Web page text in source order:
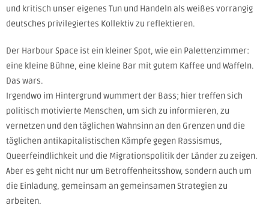
und kritisch unser eigenes Tun und Handeln als weißes vorrangig
deutsches privilegiertes Kollektiv zu reflektieren.
Der Harbour Space ist ein kleiner Spot, wie ein Palettenzimmer:
eine kleine Bühne, eine kleine Bar mit gutem Kaffee und Waffeln.
Das wars.
Irgendwo im Hintergrund wummert der Bass; hier treffen sich
politisch motivierte Menschen, um sich zu informieren, zu
vernetzen und den täglichen Wahnsinn an den Grenzen und die
täglichen antikapitalistischen Kämpfe gegen Rassismus,
Queerfeindlichkeit und die Migrationspolitik der Länder zu zeigen.
Aber es geht nicht nur um Betroffenheitsshow, sondern auch um
die Einladung, gemeinsam an gemeinsamen Strategien zu
arbeiten.